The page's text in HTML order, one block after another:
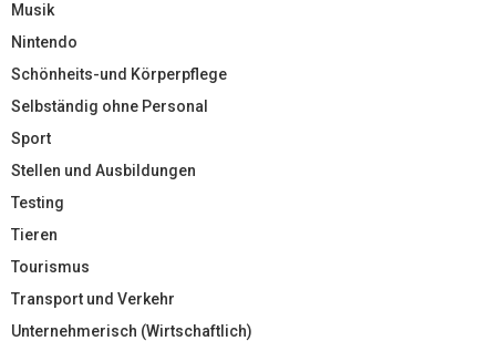
Musik
Nintendo
Schönheits-und Körperpflege
Selbständig ohne Personal
Sport
Stellen und Ausbildungen
Testing
Tieren
Tourismus
Transport und Verkehr
Unternehmerisch (Wirtschaftlich)